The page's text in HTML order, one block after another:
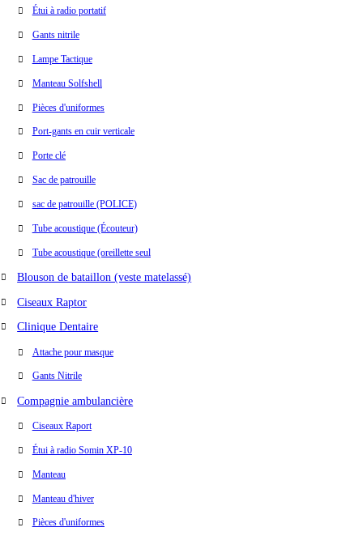
Étui à radio portatif
Gants nitrile
Lampe Tactique
Manteau Solfshell
Pièces d'uniformes
Port-gants en cuir verticale
Porte clé
Sac de patrouille
sac de patrouille (POLICE)
Tube acoustique (Écouteur)
Tube acoustique (oreillette seul
Blouson de bataillon (veste matelassé)
Ciseaux Raptor
Clinique Dentaire
Attache pour masque
Gants Nitrile
Compagnie ambulancière
Ciseaux Raport
Étui à radio Somin XP-10
Manteau
Manteau d'hiver
Pièces d'uniformes